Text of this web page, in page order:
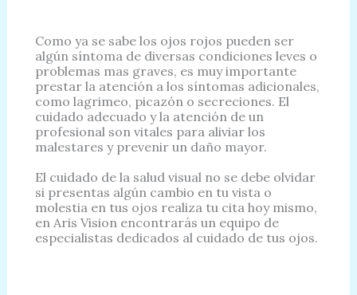
Como ya se sabe los ojos rojos pueden ser
algún síntoma de diversas condiciones leves o
problemas mas graves, es muy importante
prestar la atención a los síntomas adicionales,
como lagrimeo, picazón o secreciones. El
cuidado adecuado y la atención de un
profesional son vitales para aliviar los
malestares y prevenir un daño mayor.
El cuidado de la salud visual no se debe olvidar
si presentas algún cambio en tu vista o
molestia en tus ojos realiza tu cita hoy mismo,
en Aris Vision encontrarás un equipo de
especialistas dedicados al cuidado de tus ojos.